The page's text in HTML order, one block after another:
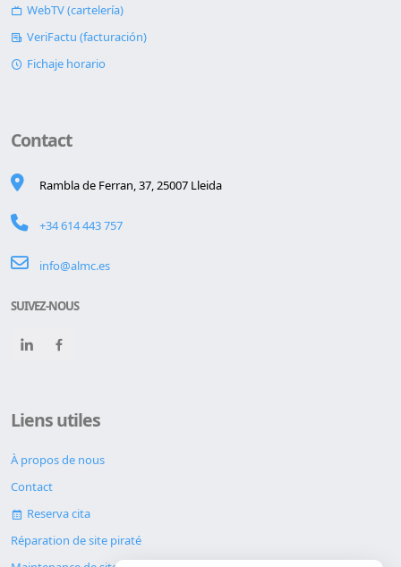
WebTV (cartelería)
VeriFactu (facturación)
Fichaje horario
Contact
Rambla de Ferran, 37, 25007 Lleida
+34 614 443 757
info@almc.es
SUIVEZ-NOUS
Liens utiles
À propos de nous
Contact
Reserva cita
Réparation de site piraté